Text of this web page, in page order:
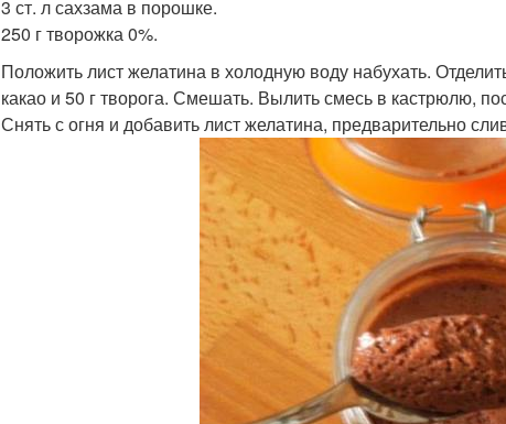
3 ст. л сахзама в порошке.
250 г творожка 0%.
Положить лист желатина в холодную воду набухать.
какао и 50 г творога. Смешать. Вылить смесь в кастрюлю,
Снять с огня и добавить лист желатина, предварительно